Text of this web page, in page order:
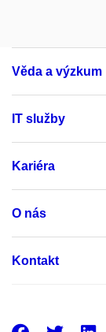
Věda a výzkum
IT služby
Kariéra
O nás
Kontakt